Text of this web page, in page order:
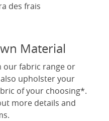
des frais
Material
our fabric range or
upholster your
of your choosing*.
more details and